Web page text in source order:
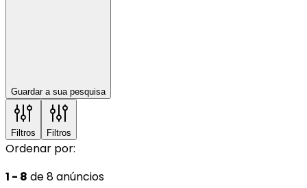
Guardar a sua pesquisa
Filtros Filtros
Ordenar por:
1 - 8 de 8 anúncios